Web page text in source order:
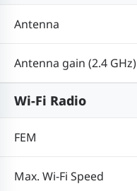
Antenna
Antenna gain (2.4 GHz)
Wi-Fi Radio
FEM
Max. Wi-Fi Speed